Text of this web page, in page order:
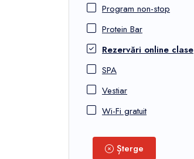
Program non-stop
Protein Bar
Rezervări online clase
SPA
Vestiar
Wi-Fi gratuit
Șterge